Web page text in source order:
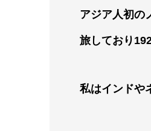
アジア人初の
旅しており
私はインドや